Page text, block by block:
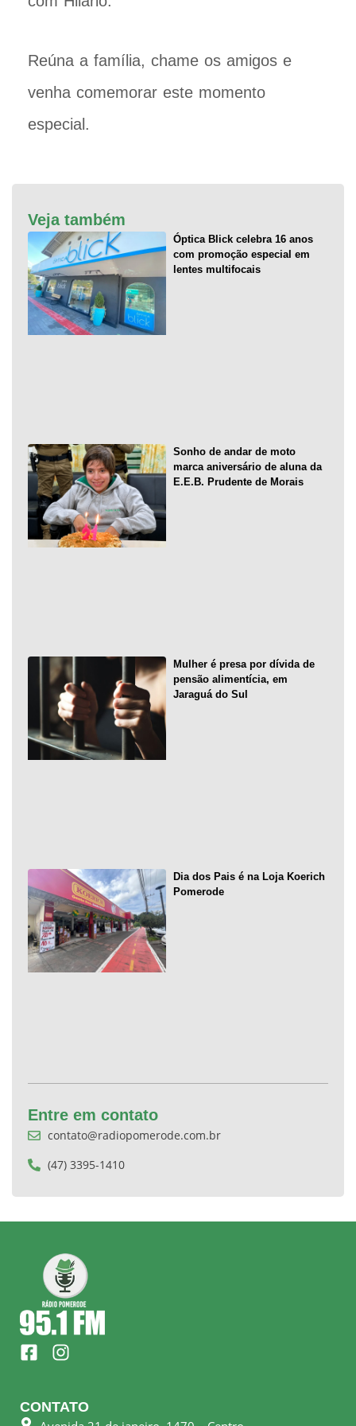
Reúna a família, chame os amigos e
venha comemorar este momento
especial.
Veja também
Óptica Blick celebra 16 anos
com promoção especial em
lentes multifocais
Sonho de andar de moto
marca aniversário de aluna da
E.E.B. Prudente de Morais
Mulher é presa por dívida de
pensão alimentícia, em
Jaraguá do Sul
Dia dos Pais é na Loja Koerich
Pomerode
Entre em contato
contato@radiopomerode.com.br
(47) 3395-1410
F
a
e
b
I
n
t
a
CONTATO